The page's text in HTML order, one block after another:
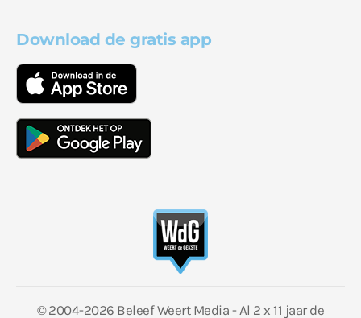
Download de gratis app
© 2004-2026 Beleef Weert Media - Al 2 x 11 jaar de